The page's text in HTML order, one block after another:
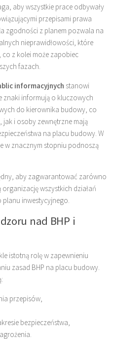
aby wszystkie prace odbywały
przepisami prawa
zgodności z planem pozwala na
nieprawidłowości, które
z kolei może zapobiec
fazach.
informacyjnych stanowi
znaki informują o kluczowych
do kierownika budowy, co
i osoby zewnętrzne mają
na placu budowy. W
w znacznym stopniu podnoszą
aby zagwarantować zarówno
wszystkich działań
inwestycyjnego.
nad BHP i
istotną rolę w zapewnieniu
zasad BHP na placu budowy.
przepisów,
bezpieczeństwa,